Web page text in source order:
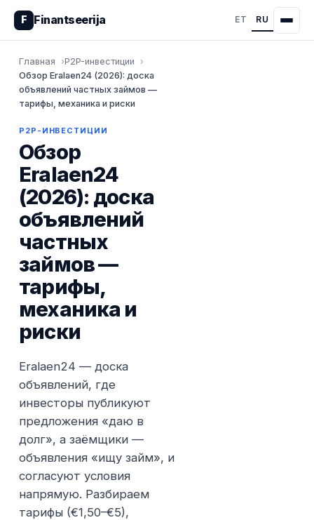
F Finantseerija ET RU
Главная
P2P-инвестиции
Обзор Eralaen24 (2026): доска
объявлений частных займов —
тарифы, механика и риски
P2P-ИНВЕСТИЦИИ
Обзор
Eralaen24
(2026): доска
объявлений
частных
займов —
тарифы,
механика и
риски
Eralaen24 — доска
объявлений, где
инвесторы публикуют
предложения «даю в
долг», а заёмщики —
объявления «ищу займ», и
согласуют условия
напрямую. Разбираем
тарифы (€1,50–€5),